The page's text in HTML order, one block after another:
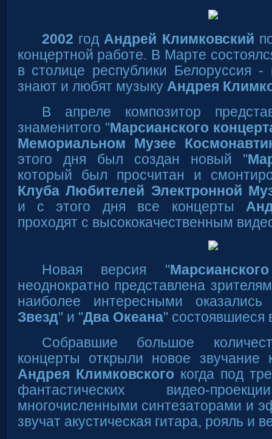
2002 годАндрей Климковский
концертной работе. В Марте
в столице республики Белоруссия
знают и любят музыку Андрея
В апреле композитор
знаменитого "Марсианского
Мемориальном Музее
этого дня был создан новый "
который был просчитан и
Клуба Любителей Электронной
и с этого дня все концерты
проходят с высококачественным
Новая версия "
неоднократно представлена
наиболее интересными
Звезд" и "Два Океана" состоявшиеся
Собравшие большое
концерты открыли новое звучание
Андрея Климковского когда под
фантастических видео-
многочисленными синтезаторами и
звучат акустическая гитара, рояль и